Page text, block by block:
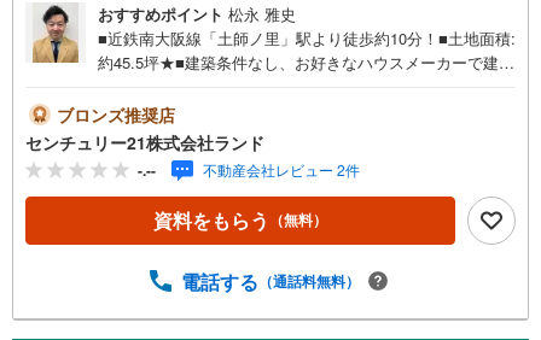
おすすめポイント 松永 雅史
■近鉄南大阪線「土師ノ里」駅より徒歩約10分！■土地面積:
約45.5坪★■建築条件なし、お好きなハウスメーカーで建築
い！＜センチュリー21ランドについて＞●センチュリー21
ランド北花田本店は・・・ お客様のニーズに寄り添い、
大切なお住まいのご購入に最後まで伴走いたします！●リフ
ォームのご相談も承っております。●購入・売却・ローンの
ご相談・・・なんでもお気軽にご相談くださいませ！〇大
阪メトロ御堂筋線「北花田」駅より徒歩約10分！○JR阪和
（火曜日・水曜日定休日※祝日は営業）事前にご連絡いただ
ております！
ブロンズ推奨店
センチュリー21株式会社ランド
-.-- 不動産会社レビュー 2件
資料をもらう （無料）
電話する （通話料無料）